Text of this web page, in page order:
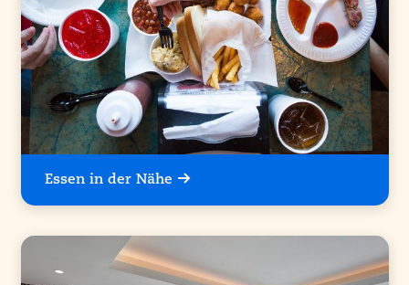
Essen in der Nähe